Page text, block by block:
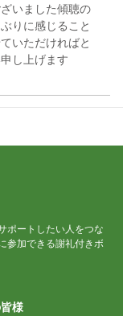
いました傾聴の
りに感じること
いただければと
し上げます
時間でした。ス
、感謝感謝で
となりました
ポートしたい人をつな
参加できる謝礼付きボ
様